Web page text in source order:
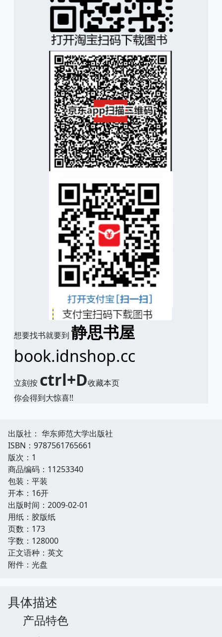
想要找书就要到 静思书屋
book.idnshop.cc
立刻按 ctrl+D收藏本页
你会得到大惊喜!!
出版社： 华东师范大学出版社
ISBN：9787561765661
版次：1
商品编码：11253340
包装：平装
开本：16开
出版时间：2009-02-01
用纸：胶版纸
页数：173
字数：128000
正文语种：英文
附件：光盘
具体描述
产品特色